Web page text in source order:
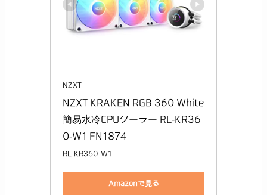
NZXT
NZXT KRAKEN RGB 360 White
簡易水冷CPUクーラー RL-KR36
0-W1 FN1874
RL-KR360-W1
Amazonで見る